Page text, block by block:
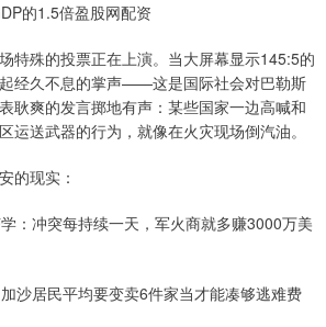
的1.5倍盈股网配资
特殊的投票正在上演。当大屏幕显示145:5的
经久不息的掌声——这是国际社会对巴勒斯
耿爽的发言掷地有声：某些国家一边高喊和
运送武器的行为，就像在火灾现场倒汽油。
的现实：
：冲突每持续一天，军火商就多赚3000万美
沙居民平均要变卖6件家当才能凑够逃难费